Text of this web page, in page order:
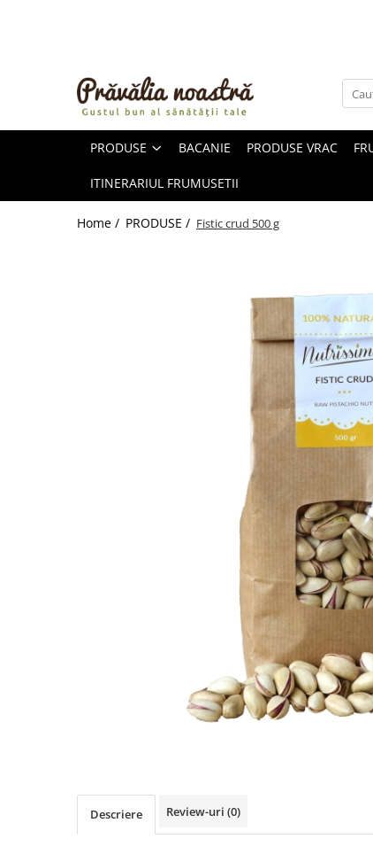
ULEIURI ȘI UNTURI
FRUCTE DESHIDRATATE
PRODUSE BACANIE PRODUSE VRAC
ITINERARIUL FRUMUSETII
Home / PRODUSE / Fistic crud 500 g
Descriere Review-uri (0)